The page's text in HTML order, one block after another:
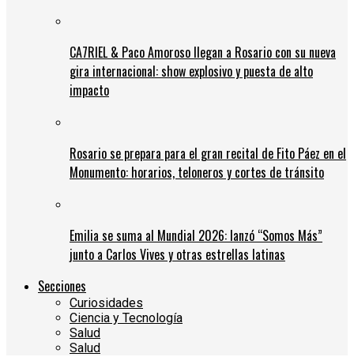
CA7RIEL & Paco Amoroso llegan a Rosario con su nueva
gira internacional: show explosivo y puesta de alto
impacto
Rosario se prepara para el gran recital de Fito Páez en el
Monumento: horarios, teloneros y cortes de tránsito
Emilia se suma al Mundial 2026: lanzó “Somos Más”
junto a Carlos Vives y otras estrellas latinas
Secciones
Curiosidades
Ciencia y Tecnología
Salud
Salud